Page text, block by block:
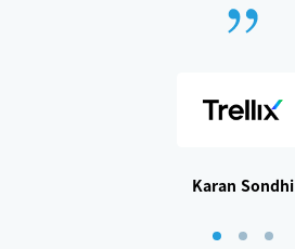
Karan Sondhi